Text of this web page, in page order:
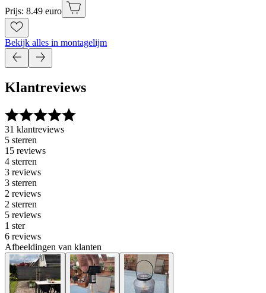
Prijs: 8.49 euro
Bekijk alles in montagelijm
Klantreviews
31 klantreviews
5 sterren
15 reviews
4 sterren
3 reviews
3 sterren
2 reviews
2 sterren
5 reviews
1 ster
6 reviews
Afbeeldingen van klanten